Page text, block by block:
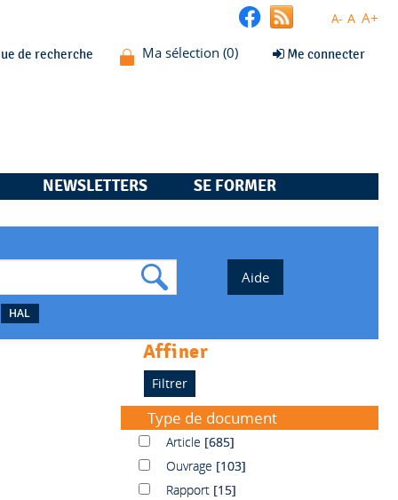
A- A A+
de recherche Me connecter
NEWSLETTERS SE FORMER
HAL
affiner
Type de document
ArticleArticle [685]
OuvrageOuvrage [103]
RapportRapport [15]